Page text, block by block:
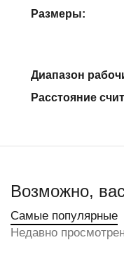
Размеры:
Диапазон
Расстояние
Возможно,
Самые популярные
Недавно